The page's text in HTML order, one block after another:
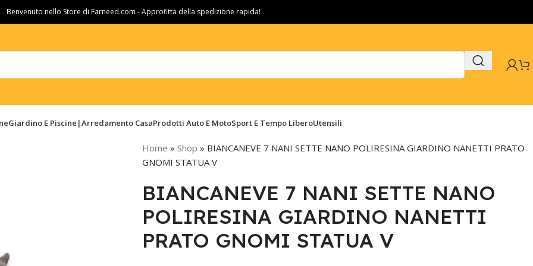
Benvenuto nello Store di Farneed.com - Approfitta della spedizione rapida!
Giardino E Piscine|Arredamento CasaProdotti Auto E MotoSport E Tempo LiberoUtensili
Home » Shop » BIANCANEVE 7 NANI SETTE NANO POLIRESINA GIARDINO NANETTI PRATO
GNOMI STATUA V
BIANCANEVE 7 NANI SETTE NANO
POLIRESINA GIARDINO NANETTI
PRATO GNOMI STATUA V